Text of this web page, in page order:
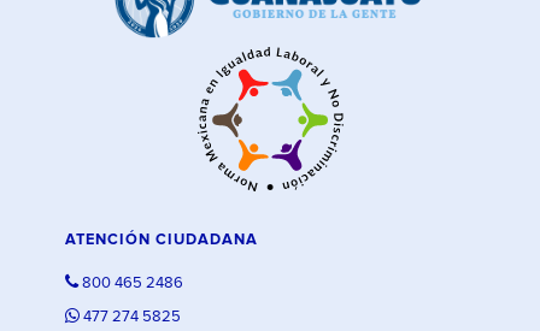
ATENCIÓN CIUDADANA
800 465 2486
477 274 5825